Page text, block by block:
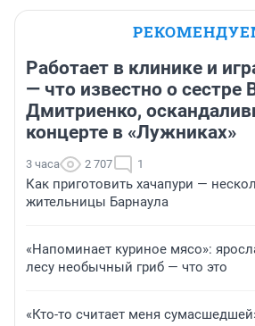
Работает в клинике и
— что известно о сестре
Дмитриенко,
концерте в «Лужниках»
3 часа 2 707 1
Как приготовить хачапури —
жительницы Барнаула
«Напоминает куриное мясо»:
лесу необычный гриб — что это
«Кто-то считает меня